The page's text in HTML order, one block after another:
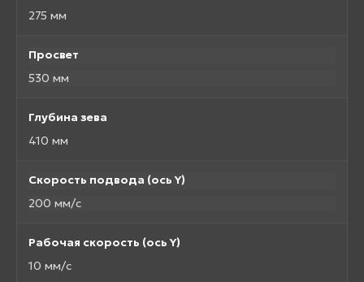
275 мм
Просвет
530 мм
Глубина зева
410 мм
Скорость подвода (ось Y)
200 мм/с
Рабочая скорость (ось Y)
10 мм/с